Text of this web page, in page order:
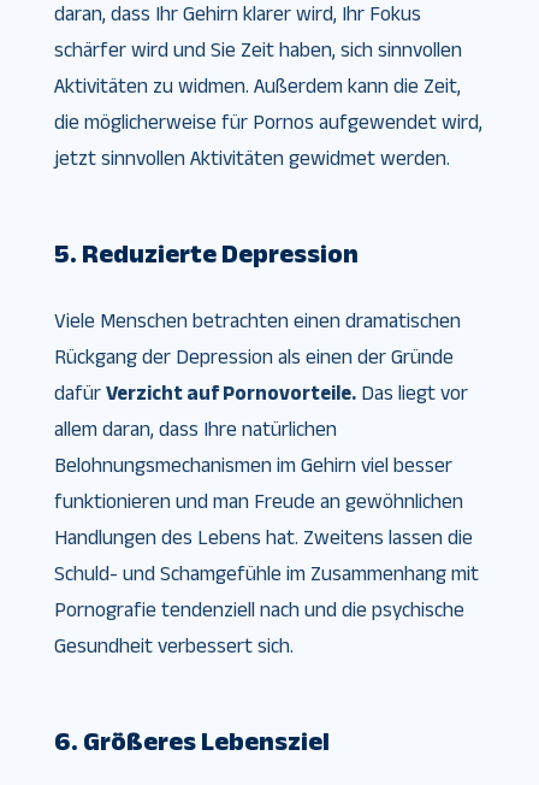
daran, dass Ihr Gehirn klarer wird, Ihr Fokus
schärfer wird und Sie Zeit haben, sich sinnvollen
Aktivitäten zu widmen. Außerdem kann die Zeit,
die möglicherweise für Pornos aufgewendet wird,
jetzt sinnvollen Aktivitäten gewidmet werden.
5. Reduzierte Depression
Viele Menschen betrachten einen dramatischen
Rückgang der Depression als einen der Gründe
dafür Verzicht auf Pornovorteile.Das liegt vor
allem daran, dass Ihre natürlichen
Belohnungsmechanismen im Gehirn viel besser
funktionieren und man Freude an gewöhnlichen
Handlungen des Lebens hat. Zweitens lassen die
Schuld- und Schamgefühle im Zusammenhang mit
Pornografie tendenziell nach und die psychische
Gesundheit verbessert sich.
6. Größeres Lebensziel